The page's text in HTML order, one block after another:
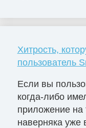
Хитрость,
пользователь
Если вы
когда-либо
приложение
наверняка уже